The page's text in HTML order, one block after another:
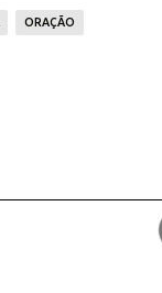
ORAÇÃO